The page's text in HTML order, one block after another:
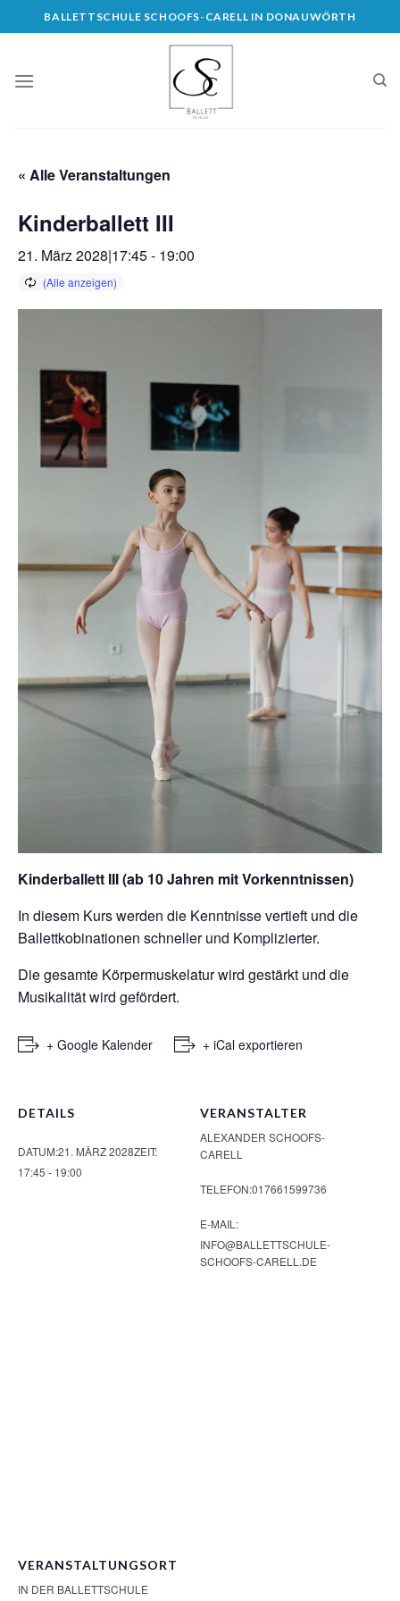
to
BALLETTSCHULE SCHOOFS-CARELL IN DONAUWÖRTH
« Alle Veranstaltungen
Kinderballett III
21. März 2028|17:45- 19:00
Kinderballett III (ab 10 Jahren mit Vorkenntnissen)
In diesem Kurs werden die Kenntnisse vertieft und die
Ballettkobinationen schneller und Komplizierter.
Die gesamte Körpermuskelatur wird gestärkt und die
Musikalität wird gefördert.
+ Google Kalender + iCal exportieren
DETAILS
DATUM:21. MÄRZ 2028ZEIT:
17:45 - 19:00
VERANSTALTER
ALEXANDER SCHOOFS-
CARELL
TELEFON:017661599736
E-MAIL:
INFO@BALLETTSCHULE-
SCHOOFS-CARELL.DE
VERANSTALTUNGSORT
IN DER BALLETTSCHULE